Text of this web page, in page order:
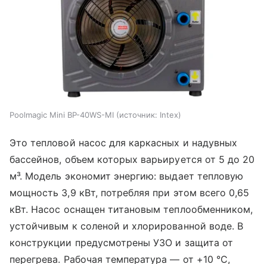
Poolmagic Mini BP-40WS-MI источник: Intex
Это тепловой насос для каркасных и надувных
бассейнов, объем которых варьируется от 5 до 20
м³. Модель экономит энергию: выдает тепловую
мощность 3,9 кВт, потребляя при этом всего 0,65
кВт. Насос оснащен титановым теплообменником,
устойчивым к соленой и хлорированной воде. В
конструкции предусмотрены УЗО и защита от
перегрева. Рабочая температура — от +10 °C,